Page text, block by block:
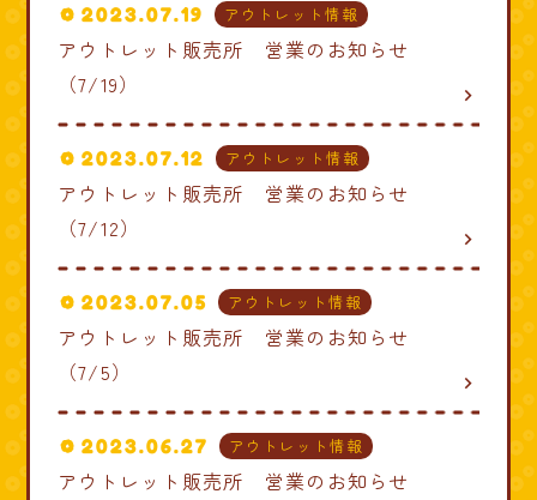
2023.07.19 アウトレット情報
アウトレット販売所 営業のお知らせ
（7/19）
navigate_next
2023.07.12 アウトレット情報
アウトレット販売所 営業のお知らせ
（7/12）
navigate_next
2023.07.05 アウトレット情報
アウトレット販売所 営業のお知らせ
（7/5）
navigate_next
2023.06.27 アウトレット情報
アウトレット販売所 営業のお知らせ